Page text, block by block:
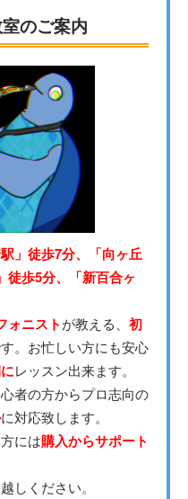
のご案内
駅」徒歩7分、「向ヶ丘
徒歩5分、「新百合ヶ
ォニストが教える、 初
。お忙しい方にも安心
レッスン出来ます。
者の方からプロ志向の
に対応致します。
には購入からサポート
しください。